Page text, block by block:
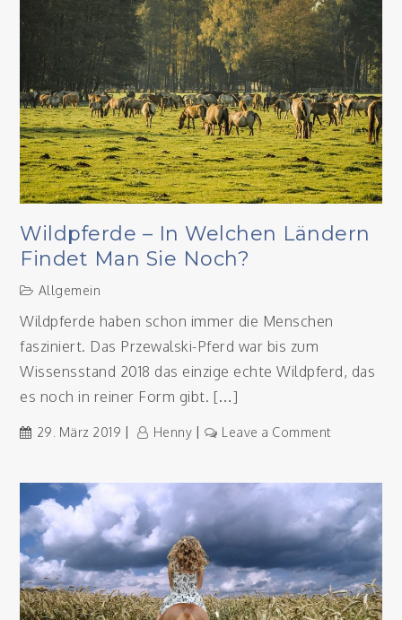
Karte
Wildpferde – In Welchen Ländern
Findet Man Sie Noch?
Allgemein
Wildpferde haben schon immer die Menschen
fasziniert. Das Przewalski-Pferd war bis zum
Wissensstand 2018 das einzige echte Wildpferd, das
es noch in reiner Form gibt. […]
29. März 2019 Henny Leave a Commenton
in
welchen
Ländern
man
sie